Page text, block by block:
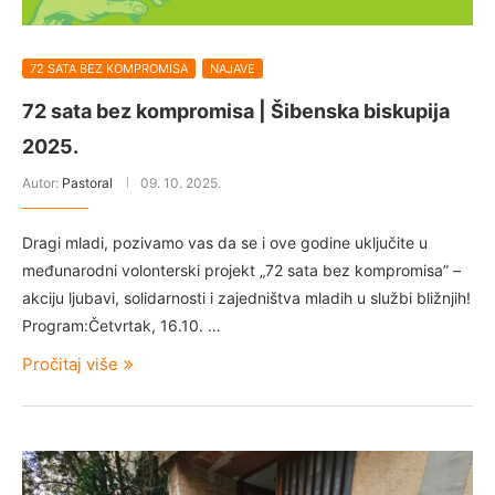
72 SATA BEZ KOMPROMISA NAJAVE
72 sata bez kompromisa | Šibenska biskupija
2025.
Autor: Pastoral 09. 10. 2025.
Dragi mladi, pozivamo vas da se i ove godine uključite u
međunarodni volonterski projekt „72 sata bez kompromisa” –
akciju ljubavi, solidarnosti i zajedništva mladih u službi bližnjih!
Program:Četvrtak, 16.10. …
Pročitaj više